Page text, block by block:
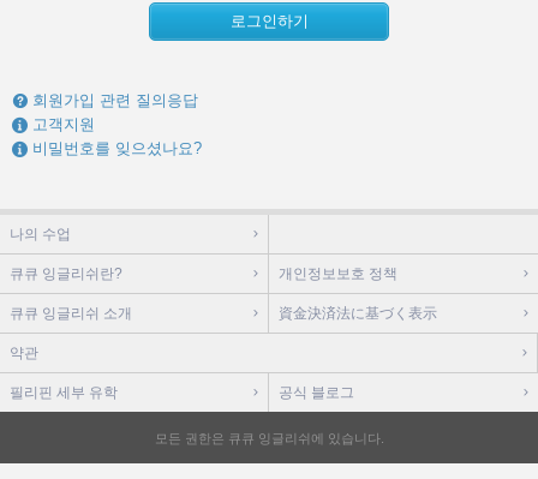
로그인하기
회원가입 관련 질의응답
고객지원
비밀번호를 잊으셨나요?
나의 수업
큐큐 잉글리쉬란? 개인정보보호 정책
큐큐 잉글리쉬 소개 資金決済法に基づく表示
약관
필리핀 세부 유학 공식 블로그
모든 권한은 큐큐 잉글리쉬에 있습니다.